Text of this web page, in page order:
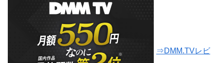
⇒DMM.TVレビ